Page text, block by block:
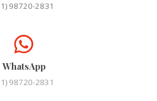
98720-2831
WhatsApp
98720-2831